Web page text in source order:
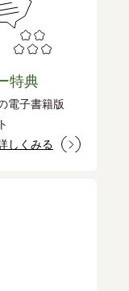
特典
電子書籍版
しくみる